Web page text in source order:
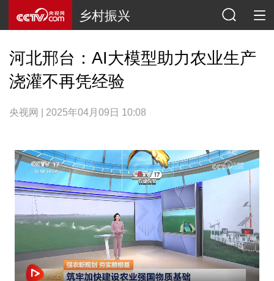
乡村振兴
河北邢台：AI大模型助力农业生产
浇灌不再凭经验
央视网 | 2025年04月09日 10:08